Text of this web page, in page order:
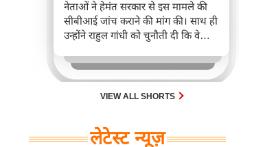
नेताओं ने हेमंत सरकार से इस मामले की
सीबीआई जांच कराने की मांग की। साथ ही
उन्होंने राहुल गांधी को चुनौती दी कि वे
VIEW ALL SHORTS
लेटेस्ट न्यूज़